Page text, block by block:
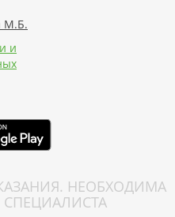
М.Б.
и
НЕОБХОДИМА